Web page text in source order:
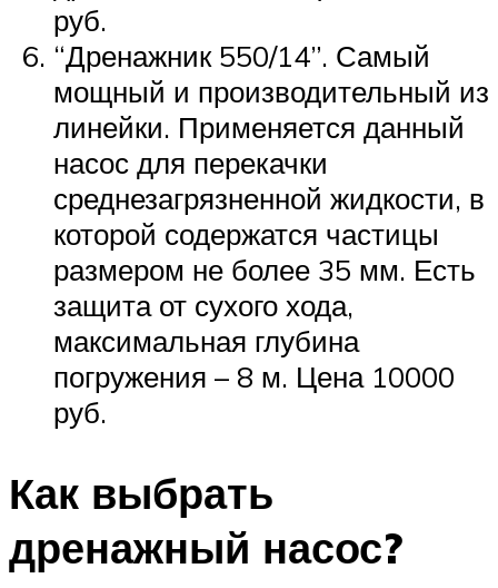
руб.
“Дренажник 550/14”. Самый
мощный и производительный из
линейки. Применяется данный
насос для перекачки
среднезагрязненной жидкости, в
которой содержатся частицы
размером не более 35 мм. Есть
защита от сухого хода,
максимальная глубина
погружения – 8 м. Цена 10000
руб.
Как выбрать
дренажный насос?